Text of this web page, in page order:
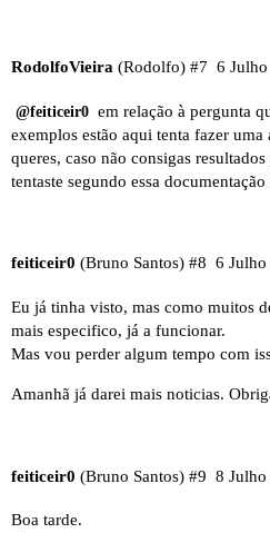
RodolfoVieira (Rodolfo) 6
#7
@feiticeir0 em relação à pergunta
exemplos estão aqui tenta fazer uma
queres, caso não consigas
tentaste segundo essa
feiticeir0 (Bruno Santos) 6
#8
Eu já tinha visto, mas como muitos
mais especifico, já a funcionar.
Mas vou perder algum tempo com
Amanhã já darei mais noticias.
feiticeir0 (Bruno Santos) 8
#9
Boa tarde.